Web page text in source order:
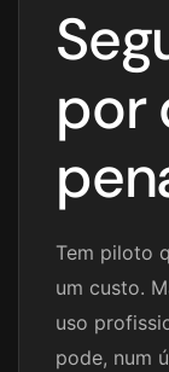
por
Tem piloto
um custo.
uso
pode, num